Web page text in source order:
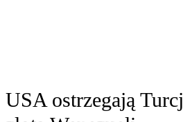
USA ostrzegają